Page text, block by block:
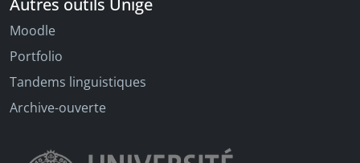
Autres outils Unige
Moodle
Portfolio
Tandems linguistiques
Archive-ouverte